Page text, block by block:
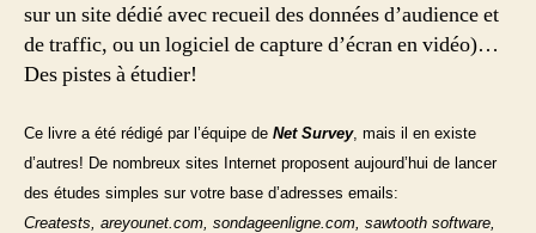
sur un site dédié avec recueil des données d’audience et
de traffic, ou un logiciel de capture d’écran en vidéo)…
Des pistes à étudier!
Ce livre a été rédigé par l’équipe de Net Survey, mais il en existe
d’autres! De nombreux sites Internet proposent aujourd’hui de lancer
des études simples sur votre base d’adresses emails:
Creatests, areyounet.com, sondageenligne.com, sawtooth software,